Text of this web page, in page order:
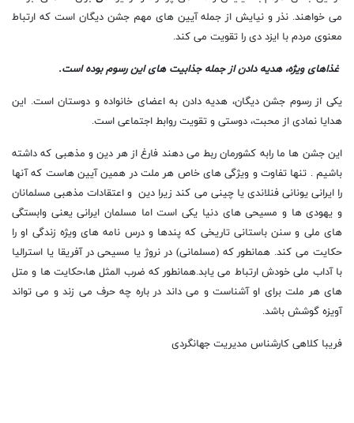
می خواهند. نذر و نیایش از جمله آیین‌ های مهم جشن دیگان است که ارتباط
معنوی مردم با ایزد دی را تقویت می ‌کند.
غذاهای ویژه، هدیه دادن از جمله جذابیت های این رسوم بوده است.
یکی از رسوم جشن دیگان، هدیه دادن به اعضای خانواده و دوستان است. این
هدایا نمادی از محبت، دوستی و تقویت روابط اجتماعی است.
این جشن ها ما رابه کشورمان ربط می دهند فارغ از هر دین و مذهبی که داشته
باشیم . تنها تفاوت و ویژگی های خاص هر ملت در همین آیین هاست که آنها
را ایرانی یونانی فنلاندی یا چینی می کند زیرا دین و اعتقادات مذهبی مسلمانان
و یهودی ها و مسیحی های دنیا یکی است اما مسلمان ایرانی یعنی وابستگی
های ملی و سنن باستانی تاریخی که پندها و درس نامه های ویژه زندگی او را
حکایت می کند. همانطور که (مسلمانی) در نروژ یا مسیحی در آفریقا یا استرالیا
با آداب ملی خودش ارتباط می یابد.همانطور که ضرب المثل ها،حکایت ها و متل
های هر ملت برای او آشناست و می داند در باره چه حرف می زند و می تواند
آویزه گوشش باشد.
فریبا کلاهی کارشناس مدیریت جهانگردی